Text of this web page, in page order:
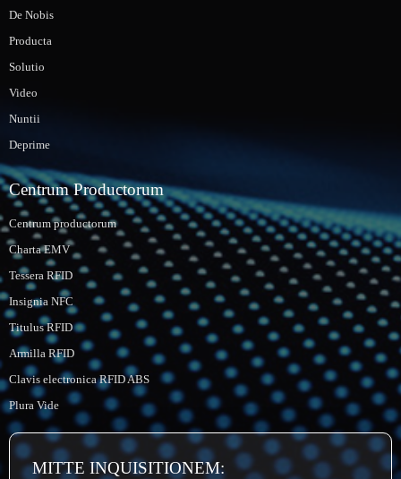
De Nobis
Producta
Solutio
Video
Nuntii
Deprime
Centrum Productorum
Centrum productorum
Charta EMV
Tessera RFID
Insignia NFC
Titulus RFID
Armilla RFID
Clavis electronica RFID ABS
Plura Vide
MITTE INQUISITIONEM: